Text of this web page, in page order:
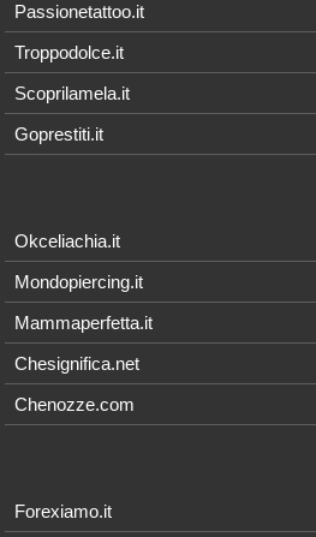
Passionetattoo.it
Troppodolce.it
Scoprilamela.it
Goprestiti.it
Okceliachia.it
Mondopiercing.it
Mammaperfetta.it
Chesignifica.net
Chenozze.com
Forexiamo.it